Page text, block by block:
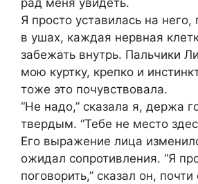
рад меня увидеть.
Я просто уставилась на него,
в ушах, каждая нервная
забежать внутрь. Пальчики
мою куртку, крепко и
тоже это почувствовала.
“Не надо,” сказала я, держа
твердым. “Тебе не место
Его выражение лица
ожидал сопротивления. “Я
поговорить,” сказал он,